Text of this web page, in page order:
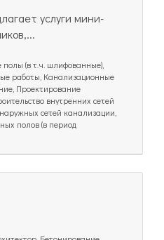
услуги мини-
(в т.ч. шлифованные),
работы, Канализационные
Проектирование
внутренних сетей
сетей канализации,
полов (в период